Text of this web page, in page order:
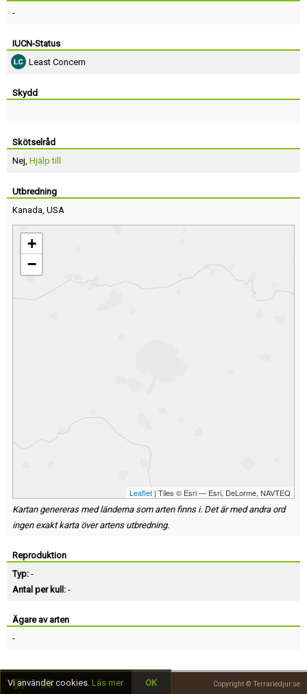
-
IUCN-Status
Least Concern
Skydd
Skötselråd
Nej, Hjälp till
Utbredning
Kanada, USA
+
−
Leaflet | Tiles © Esri — Esri, DeLorme, NAVTEQ
Kartan genereras med länderna som arten finns i. Det är med andra ord
ingen exakt karta över artens utbredning.
Reproduktion
Typ: -
Antal per kull: -
Ägare av arten
-
Copyright © Terrariedjur.se
Vi använder cookies. Läs mer OK